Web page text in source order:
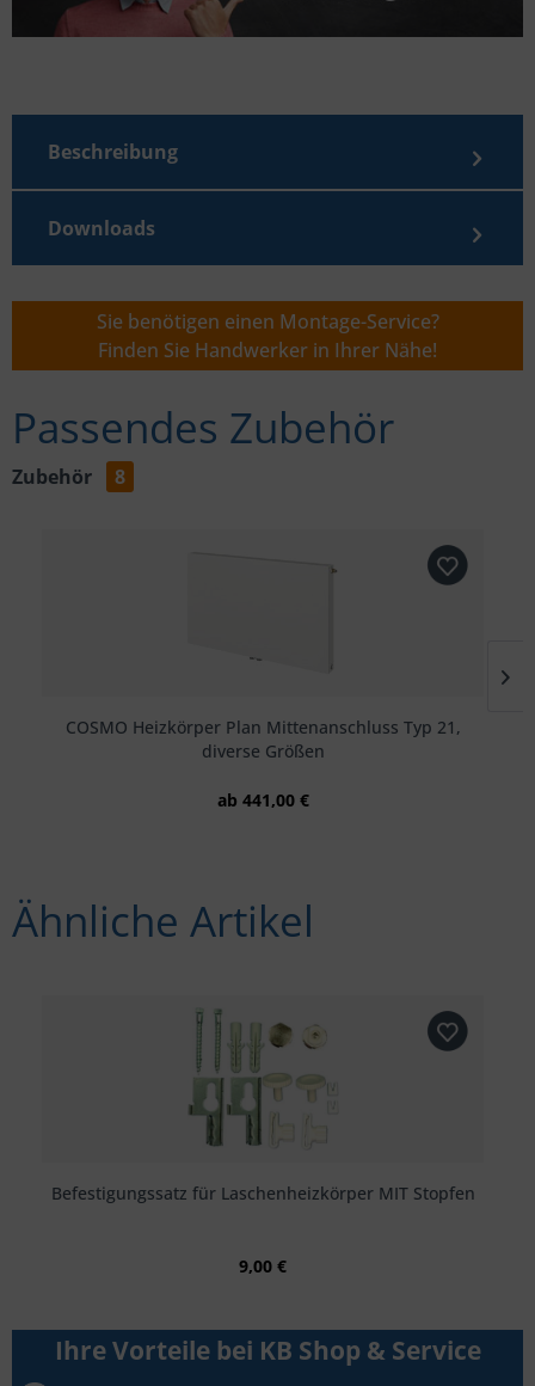
Sie benötigen einen Montage-Service?
Finden Sie Handwerker in Ihrer Nähe!
Passendes Zubehör
Zubehör 8
COSMO Heizkörper Plan Mittenanschluss Typ 21,
diverse Größen
ab 441,00 €
Ähnliche Artikel
Befestigungssatz für Laschenheizkörper MIT Stopfen
9,00 €
Ihre Vorteile bei KB Shop & Service
Beschreibung
Downloads